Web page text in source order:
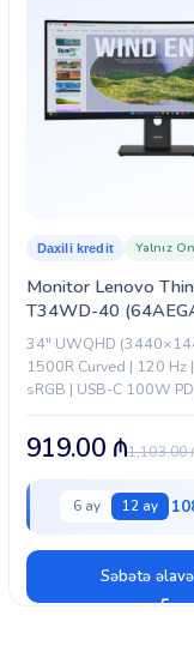
Monitor Lenovo
T34WD-40
Daxili kredit Yalnız
34" UWQHD
1500R Curved | 120 Hz
sRGB | USB-C 100W
1,103.00
919.00 ₼
6 ay 12 ay
Səbətə